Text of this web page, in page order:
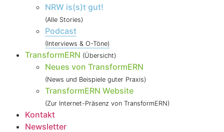
NRW is(s)t gut!
(Alle Stories)
Podcast
(Interviews & O-Töne)
TransformERN (Übersicht)
Neues von TransformERN
(News und Beispiele guter Praxis)
TransformERN Website
(Zur Internet-Präsenz von TransformERN)
Kontakt
Newsletter